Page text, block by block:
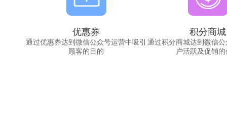
优惠券
通过优惠券达到微信公众号运营中吸引
顾客的目的
积分商城
通过积分商城达到微信
户活跃及促销